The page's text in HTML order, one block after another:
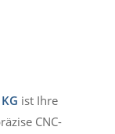
ist Ihre
CNC-